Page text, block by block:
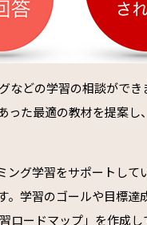
などの学習の相談がで
た最適の教材を提案し
グ学習をサポートして
学習のゴールや目標達
ロードマップ」を作成